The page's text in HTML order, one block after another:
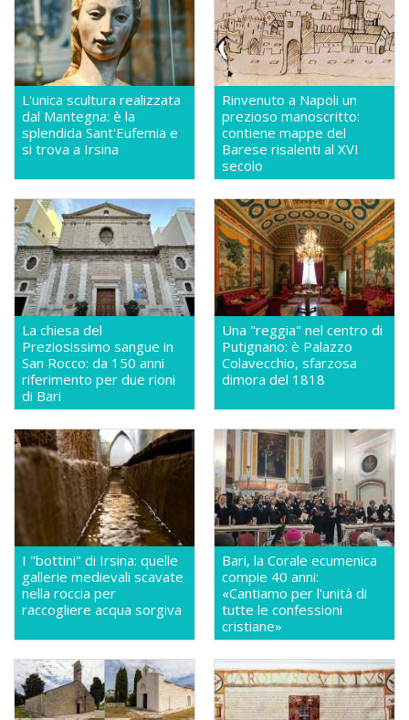
L'unica scultura realizzata
dal Mantegna: è la
splendida Sant'Eufemia e
si trova a Irsina
Rinvenuto a Napoli un
prezioso manoscritto:
contiene mappe del
Barese risalenti al XVI
secolo
La chiesa del
Preziosissimo sangue in
San Rocco: da 150 anni
riferimento per due rioni
di Bari
Una "reggia" nel centro di
Putignano: è Palazzo
Colavecchio, sfarzosa
dimora del 1818
I "bottini" di Irsina: quelle
gallerie medievali scavate
nella roccia per
raccogliere acqua sorgiva
Bari, la Corale ecumenica
compie 40 anni:
«Cantiamo per l'unità di
tutte le confessioni
cristiane»